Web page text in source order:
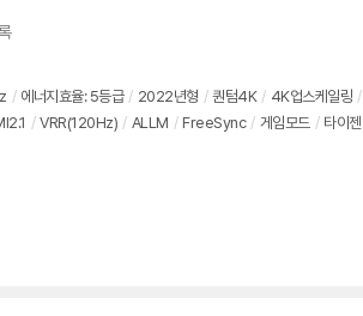
/ 에너지효율: 5등급 / 2022년형 / 퀀텀4K / 4K업스케일링 /
/ VRR(120Hz) / ALLM / FreeSync / 게임모드 / 타이젠